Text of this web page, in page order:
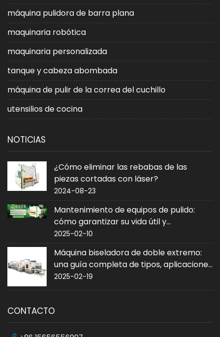
máquina pulidora de barra plana
maquinaria robótica
maquinaria personalizada
tanque y cabeza abombada
máquina de pulir de la correa del cuchillo
utensilios de cocina
NOTICIAS
¿Cómo eliminar las rebabas de las
piezas cortadas con láser?
2024-08-23
Mantenimiento de equipos de pulido:
cómo garantizar su vida útil y
rendimiento
2025-02-10
Máquina biseladora de doble extremo:
una guía completa de tipos, aplicaciones
y compra
2025-02-19
CONTACTO